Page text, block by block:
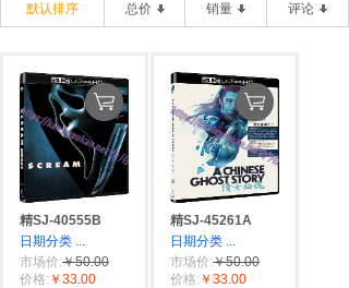
默认排序 总价 销量 评论
精SJ-40555B
日期分类 ...
市场价:￥50.00
价格: ￥33.00
精SJ-45261A
日期分类 ...
市场价:￥50.00
价格: ￥33.00